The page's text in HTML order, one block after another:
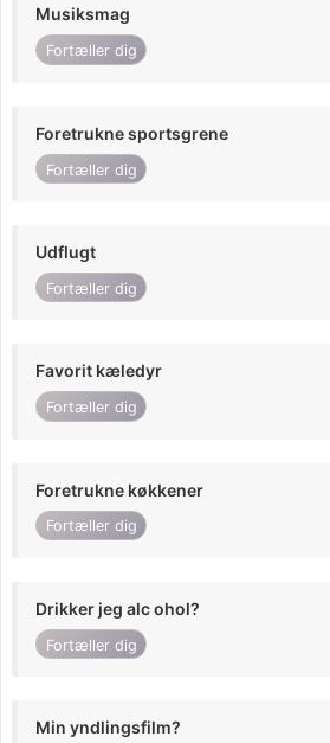
Musiksmag
Fortæller dig
Foretrukne sportsgrene
Fortæller dig
Udflugt
Fortæller dig
Favorit kæledyr
Fortæller dig
Foretrukne køkkener
Fortæller dig
Drikker jeg alc ohol?
Fortæller dig
Min yndlingsfilm?